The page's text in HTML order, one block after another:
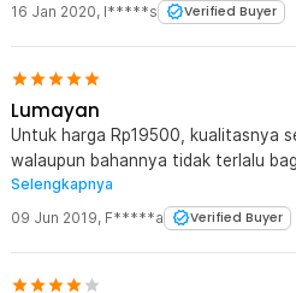
16 Jan 2020, l*****s Verified Buyer
Lumayan
Untuk harga Rp19500, kualitasnya
walaupun bahannya tidak terlalu
Kurangnya hanya ukurannya saja.
kebesaran untuk Macbook 13" saya.
Selengkapnya
09 Jun 2019, F*****a Verified Buyer